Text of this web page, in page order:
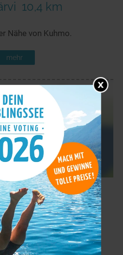
10,4 km
Nähe von Kuhmo.
mehr
11,0 km
Nähe von Kuhmo.
mehr